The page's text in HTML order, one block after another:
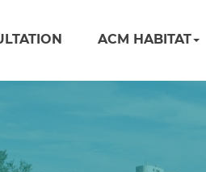
ACM HABITAT